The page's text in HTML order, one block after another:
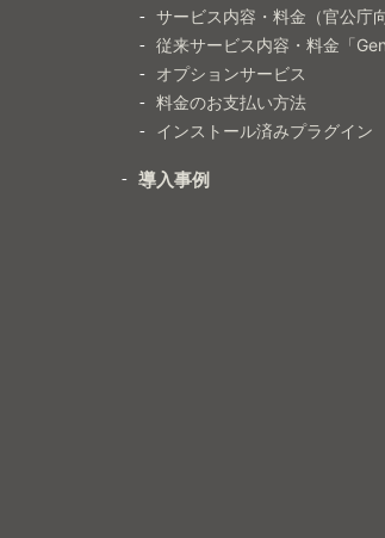
サービス内容・料金（官公庁
従来サービス内容・料金「
オプションサービス
料金のお支払い方法
インストール済みプラグイン
導入事例